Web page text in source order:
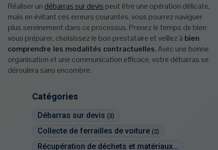
Catégories
Débarras sur devis (3)
Collecte de ferrailles de voiture (2)
Récupération de déchets et matériaux(2)
Réaliser un débarras sur devis peut être une opération délicate,
mais en évitant ces erreurs courantes, vous pourrez naviguer
plus sereinement dans ce processus. Prenez le temps de bien
vous préparer, choisissez le bon prestataire et veillez à bien
comprendre les modalités contractuelles. Avec une bonne
organisation et une communication efficace, votre débarras se
déroulera sans encombre.